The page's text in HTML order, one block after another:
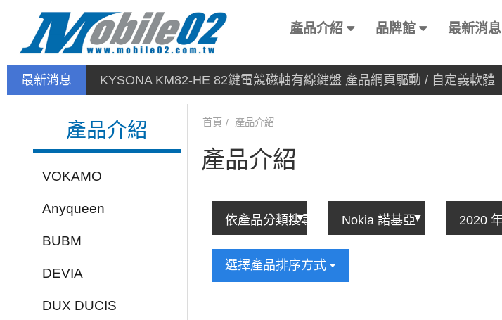
產品介紹 品牌館 最新消息
最新消息 KYSONA KM82-HE 82鍵電競磁軸有線鍵盤 產品網頁驅動 / 自定義軟體
產品介紹
VOKAMO
Anyqueen
BUBM
DEVIA
DUX DUCIS
首頁 產品介紹
產品介紹
選擇產品排序方式